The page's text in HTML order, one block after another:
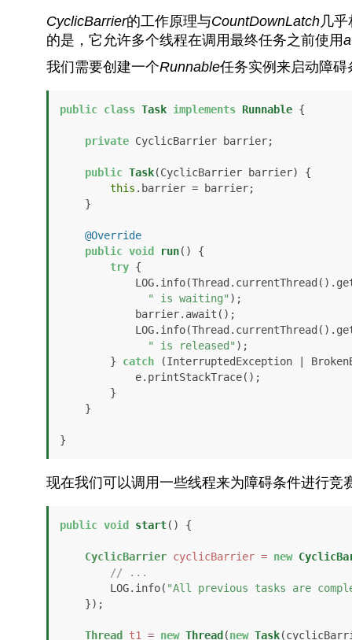
CyclicBarrier的工作原理与CountDownLatch几乎
的是，它允许多个线程在调用最终任务之前使用
我们需要创建一个Runnable任务实例来启动障碍
public class Task implements Runnable {
private CyclicBarrier barrier;
public Task(CyclicBarrier barrier)
{
this .barrier = barrier;
@Override
public void run()
{
try {
" is waiting" );
" is released" );
        }
catch (InterruptedException |
}
现在我们可以调用一些线程来为障碍条件进行竞
public void start() {
CyclicBarrier cyclicBarrier = new
// ...
        LOG.info(
"All previous tasks are
Thread t1 = new Thread (new Task